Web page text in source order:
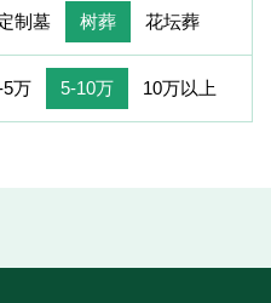
制墓 树葬 花坛葬
5万 5-10万 10万以上